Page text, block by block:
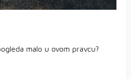
malo u ovom pravcu?